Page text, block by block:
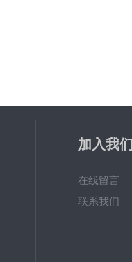
加入我们
在线留言
联系我们